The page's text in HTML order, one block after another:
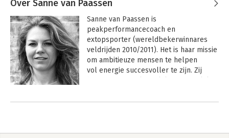
Over Sanne van Paassen
Sanne van Paassen is
peakperformancecoach en
extopsporter (wereldbekerwinnares
veldrijden 2010/2011). Het is haar missie
om ambitieuze mensen te helpen
vol energie succesvoller te zijn. Zij
comfortzone te halen. Daarnaast is ze
Andere boeken door Sanne van